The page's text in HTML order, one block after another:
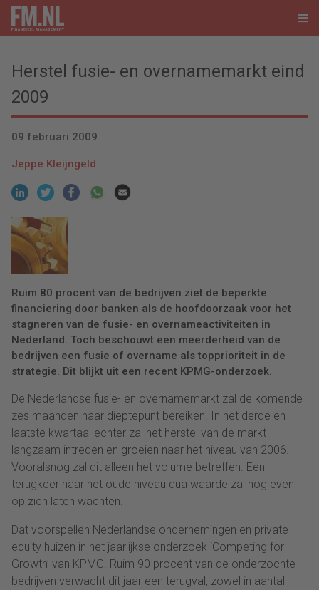
Herstel fusie- en overnamemarkt eind
2009
09 februari 2009
Jeppe Kleijngeld
Ruim 80 procent van de bedrijven ziet de beperkte
financiering door banken als de hoofdoorzaak voor het
stagneren van de fusie- en overnameactiviteiten in
Nederland. Toch beschouwt een meerderheid van de
bedrijven een fusie of overname als topprioriteit in de
strategie. Dit blijkt uit een recent KPMG-onderzoek.
De Nederlandse fusie- en overnamemarkt zal de komende
zes maanden haar dieptepunt bereiken. In het derde en
laatste kwartaal echter zal het herstel van de markt
langzaam intreden en groeien naar het niveau van 2006.
Vooralsnog zal dit alleen het volume betreffen. Een
terugkeer naar het oude niveau qua waarde zal nog even
op zich laten wachten.
Dat voorspellen Nederlandse ondernemingen en private
equity huizen in het jaarlijkse onderzoek ‘Competing for
Growth’ van KPMG. Ruim 90 procent van de onderzochte
bedrijven verwacht dit jaar een terugval, zowel in aantal